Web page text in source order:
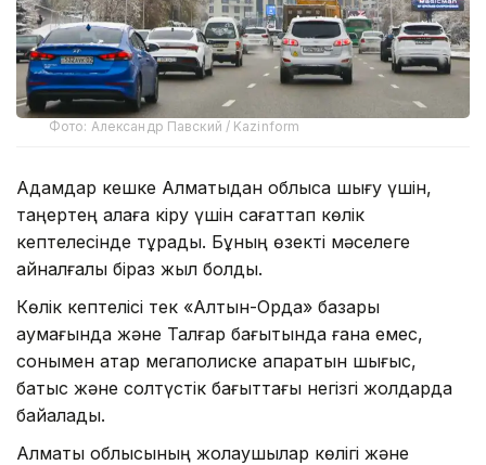
Фото: Александр Павский / Kazinform
Адамдар кешке Алматыдан облысқа шығу үшін,
таңертең қалаға кіру үшін сағаттап көлік
кептелесінде тұрады. Бұның өзекті мәселеге
айналғалы біраз жыл болды.
Көлік кептелісі тек «Алтын-Орда» базары
аумағында және Талғар бағытында ғана емес,
сонымен қатар мегаполиске апаратын шығыс,
батыс және солтүстік бағыттағы негізгі жолдарда
байқалады.
Алматы облысының жолаушылар көлігі және